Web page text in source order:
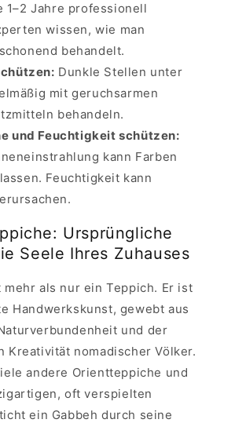
1–2 Jahre professionell
wissen, wie man
behandelt.
Dunkle Stellen unter
mit geruchsarmen
behandeln.
und Feuchtigkeit schützen:
kann Farben
Feuchtigkeit kann
Ursprüngliche
Seele Ihres Zuhauses
mehr als nur ein Teppich. Er ist
Handwerkskunst, gewebt aus
und der
Kreativität nomadischer Völker.
andere Orientteppiche und
oft verspielten
ein Gabbeh durch seine